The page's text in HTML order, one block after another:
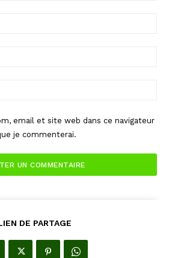
email et site web dans ce navigateur
je commenterai.
DE PARTAGE